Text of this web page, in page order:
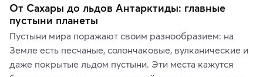
От Сахары до льдов Антарктиды: главные
пустыни планеты
Пустыни мира поражают своим разнообразием: на
Земле есть песчаные, солончаковые, вулканические и
даже покрытые льдом пустыни. Эти места кажутся